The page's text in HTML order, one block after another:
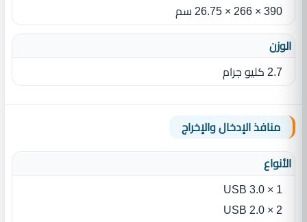
390 × 266 × 26.75 سم
الوزن
2.7 كليو جرام
منافذ الإدخال والإخراج
الأنواع
1 × USB 3.0
2 × USB 2.0